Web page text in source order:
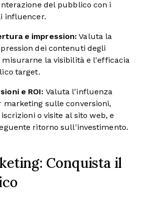
del pubblico con i
influencer.
e impression: Valuta la
dei contenuti degli
la visibilità e l'efficacia
target.
e ROI: Valuta l'influenza
sulle conversioni,
o visite al sito web, e
ritorno sull'investimento.
Conquista il